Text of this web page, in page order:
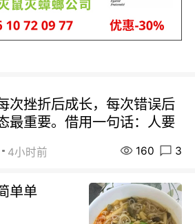
次挫折后成长，每次错误后
最重要。借用一句话：人要
4小时前 160 3
单单